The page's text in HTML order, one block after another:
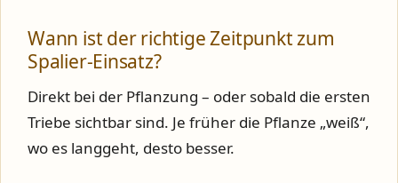
Wann ist der richtige Zeitpunkt zum
Spalier-Einsatz?
Direkt bei der Pflanzung – oder sobald die ersten
Triebe sichtbar sind. Je früher die Pflanze „weiß“,
wo es langgeht, desto besser.